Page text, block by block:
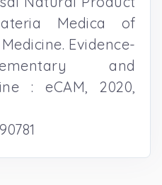
Medica of
Evidence-
and
: eCAM, 2020,